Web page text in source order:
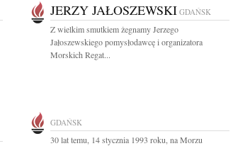
JERZY JAŁOSZEWSKI GDAŃSK
Z wielkim smutkiem żegnamy Jerzego
Jałoszewskiego pomysłodawcę i organizatora
Morskich Regat...
GDAŃSK
30 lat temu, 14 stycznia 1993 roku, na Morzu